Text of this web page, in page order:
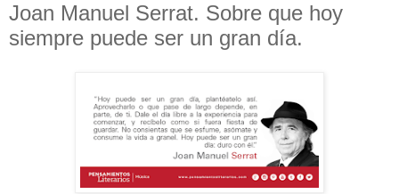
Joan Manuel Serrat. Sobre que hoy
siempre puede ser un gran día.